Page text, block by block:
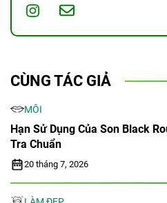
CÙNG TÁC GIẢ
MÔI
Hạn Sử Dụng Của Son Black
Tra Chuẩn
20 tháng 7, 2026